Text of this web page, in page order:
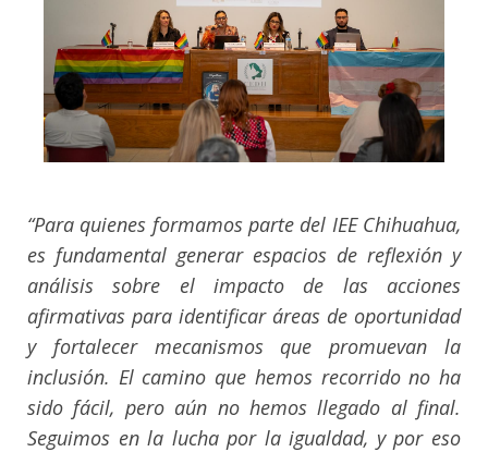
“Para quienes formamos parte del IEE Chihuahua,
es fundamental generar espacios de reflexión y
análisis sobre el impacto de las acciones
afirmativas para identificar áreas de oportunidad
y fortalecer mecanismos que promuevan la
inclusión. El camino que hemos recorrido no ha
sido fácil, pero aún no hemos llegado al final.
Seguimos en la lucha por la igualdad, y por eso